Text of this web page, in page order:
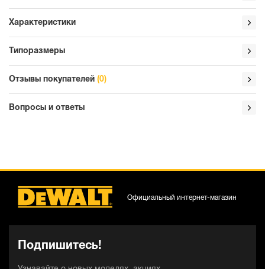
Характеристики
Типоразмеры
Отзывы покупателей (0)
Вопросы и ответы
Подпишитесь!
Официальный интернет-магазин